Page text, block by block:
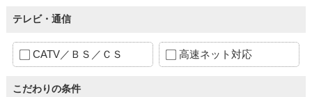
テレビ・通信
CATV／ＢＳ／ＣＳ 高速ネット対応
こだわりの条件